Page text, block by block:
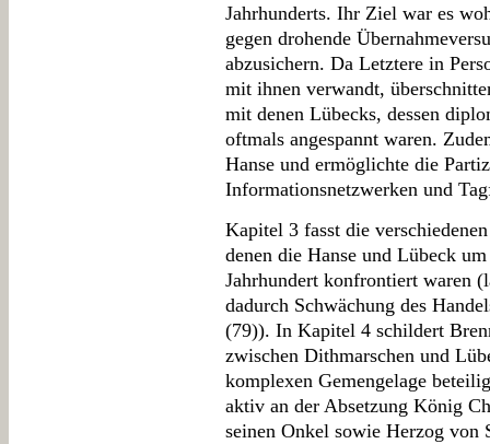
Jahrhunderts. Ihr Ziel war es
gegen drohende
abzusichern. Da Letztere in
mit ihnen verwandt,
mit denen Lübecks, dessen
oftmals angespannt waren.
Hanse und ermöglichte die
Informationsnetzwerken und
Kapitel 3 fasst die
denen die Hanse und Lübeck
Jahrhundert konfrontiert waren
dadurch Schwächung des
(79)). In Kapitel 4 schildert
zwischen Dithmarschen und
komplexen Gemengelage
aktiv an der Absetzung König
seinen Onkel sowie Herzog